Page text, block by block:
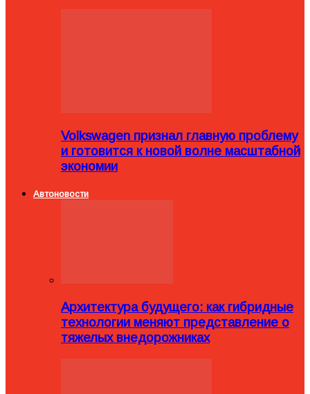
Volkswagen признал главную проблему
и готовится к новой волне масштабной
экономии
Автоновости
Архитектура будущего: как гибридные
технологии меняют представление о
тяжелых внедорожниках